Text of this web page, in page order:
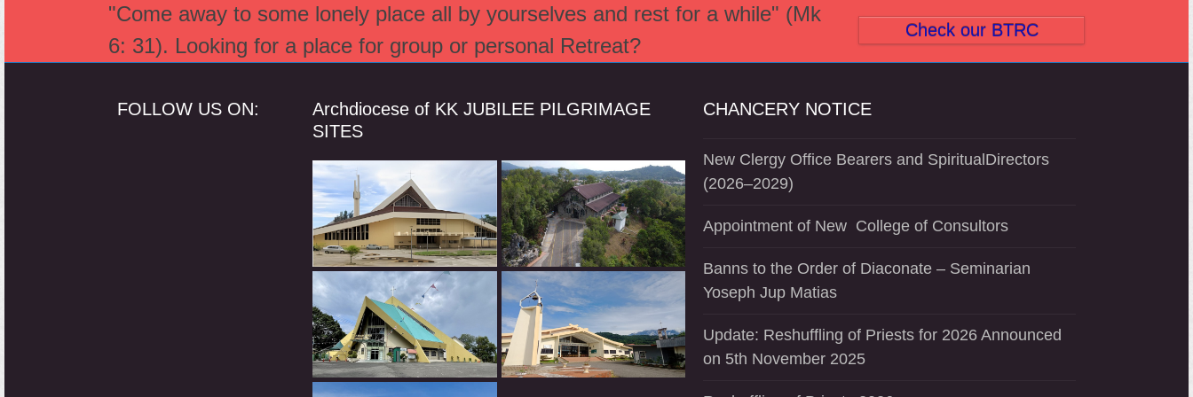
"Come away to some lonely place all by yourselves and rest for a while" (Mk
6: 31). Looking for a place for group or personal Retreat?
Check our BTRC
FOLLOW US ON:
Archdiocese of KK JUBILEE PILGRIMAGE
SITES
CHANCERY NOTICE
New Clergy Office Bearers and SpiritualDirectors
(2026–2029)
Appointment of New College of Consultors
Banns to the Order of Diaconate – Seminarian
Yoseph Jup Matias
Update: Reshuffling of Priests for 2026 Announced
on 5th November 2025